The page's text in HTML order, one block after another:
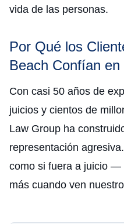
vida de las personas.
Por Qué los
Beach Confían
Con casi 50 años de
juicios y cientos de
Law Group ha
representación
como si fuera a juicio —
más cuando ven